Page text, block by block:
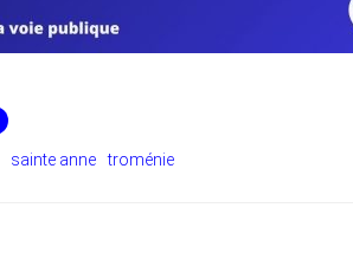
sainte anne troménie